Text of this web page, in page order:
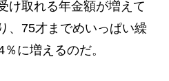
け取れる年金額が増えて
、75才までめいっぱい繰
に増えるのだ。